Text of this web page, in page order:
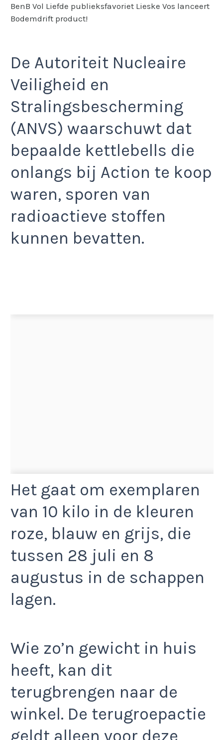
BenB Vol Liefde publieksfavoriet Lieske Vos lanceert
Bodemdrift product!
De Autoriteit Nucleaire
Veiligheid en
Stralingsbescherming
(ANVS) waarschuwt dat
bepaalde kettlebells die
onlangs bij Action te koop
waren, sporen van
radioactieve stoffen
kunnen bevatten.
Het gaat om exemplaren
van 10 kilo in de kleuren
roze, blauw en grijs, die
tussen 28 juli en 8
augustus in de schappen
lagen.
Wie zo’n gewicht in huis
heeft, kan dit
terugbrengen naar de
winkel. De terugroepactie